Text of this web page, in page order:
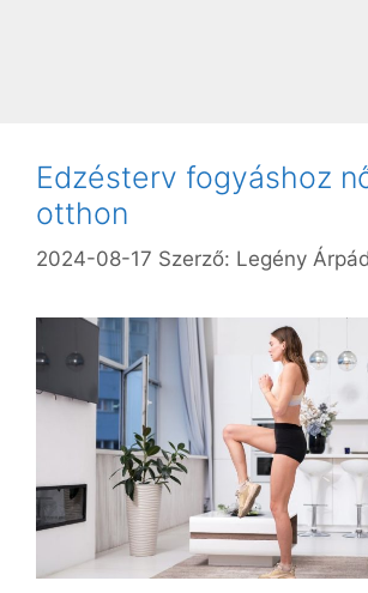
Edzésterv fogyáshoz
otthon
2024-08-17 Szerző: Legény Árpád